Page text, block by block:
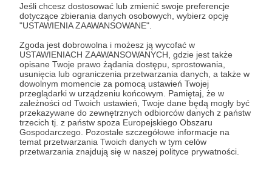
Jeśli chcesz dostosować lub zmienić swoje preferencje
dotyczące zbierania danych osobowych, wybierz opcję
"USTAWIENIA ZAAWANSOWANE".
Zgoda jest dobrowolna i możesz ją wycofać w
USTAWIENIACH ZAAWANSOWANYCH, gdzie jest także
opisane Twoje prawo żądania dostępu, sprostowania,
usunięcia lub ograniczenia przetwarzania danych, a także w
dowolnym momencie za pomocą ustawień Twojej
przeglądarki w urządzeniu końcowym. Pamiętaj, że w
zależności od Twoich ustawień, Twoje dane będą mogły być
przekazywane do zewnętrznych odbiorców danych z państw
trzecich tj. z państw spoza Europejskiego Obszaru
Gospodarczego. Pozostałe szczegółowe informacje na
temat przetwarzania Twoich danych w tym celów
przetwarzania znajdują się w naszej polityce prywatności.
* Zapoznałem się i akceptujęRegulaminserwisu oraz
Prywatności.
* Wyrażam zgodę na przetwarzanie moich danych
osobowych podanych w formularzu rejestracyjnym w celu
prawidłowego świadczenia usług serwisu Patronite.
Wyrażam zgodę na otrzymywanie drogą elektroniczną
informacji handlowych - newslettera. Opcja ta może zostać
zmieniona w ustawieniach konta.